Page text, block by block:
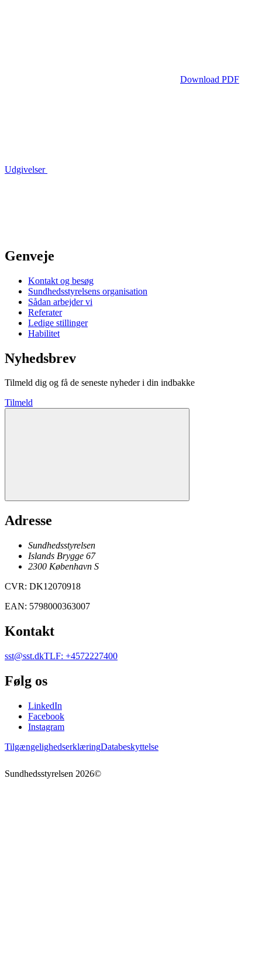
Download PDF
Udgivelser
Genveje
Kontakt og besøg
Sundhedsstyrelsens organisation
Sådan arbejder vi
Referater
Ledige stillinger
Habilitet
Nyhedsbrev
Tilmeld dig og få de seneste nyheder i din indbakke
Tilmeld
Adresse
Sundhedsstyrelsen
Islands Brygge 67
2300 København S
CVR: DK12070918
EAN: 5798000363007
Kontakt
sst@sst.dkTLF: +4572227400
Følg os
LinkedIn
Facebook
Instagram
TilgængelighedserklæringDatabeskyttelse
Sundhedsstyrelsen 2026©